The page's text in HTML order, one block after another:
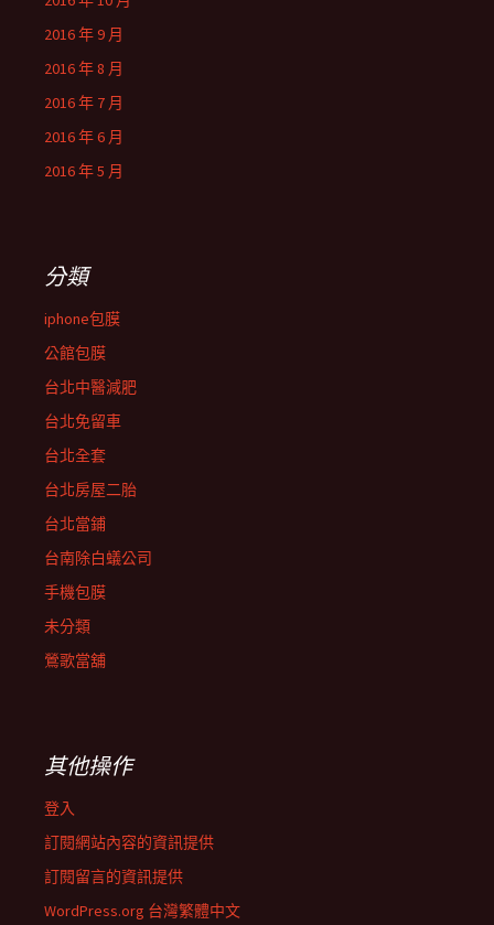
2016 年 9 月
2016 年 8 月
2016 年 7 月
2016 年 6 月
2016 年 5 月
分類
iphone包膜
公館包膜
台北中醫減肥
台北免留車
台北全套
台北房屋二胎
台北當鋪
台南除白蟻公司
手機包膜
未分類
鶯歌當舖
其他操作
登入
訂閱網站內容的資訊提供
訂閱留言的資訊提供
WordPress.org 台灣繁體中文